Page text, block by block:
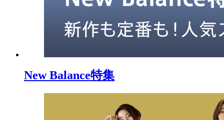
New Balance特集